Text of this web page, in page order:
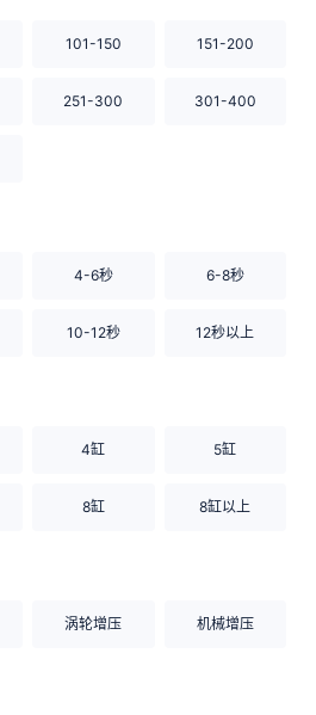
101-150 151-200
251-300 301-400
4-6秒 6-8秒
10-12秒 12秒以上
4缸 5缸
8缸 8缸以上
涡轮增压 机械增压